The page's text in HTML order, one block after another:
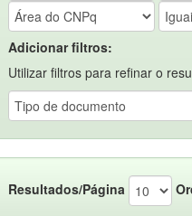
Adicionar filtros:
Utilizar filtros para refinar o
Resultados/Página